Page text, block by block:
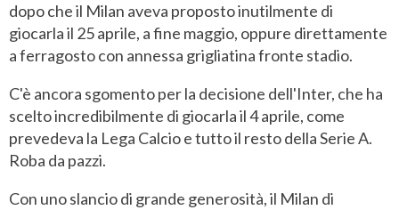
dopo che il Milan aveva proposto inutilmente di
giocarla il 25 aprile, a fine maggio, oppure direttamente
a ferragosto con annessa grigliatina fronte stadio.
C'è ancora sgomento per la decisione dell'Inter, che ha
scelto incredibilmente di giocarla il 4 aprile, come
prevedeva la Lega Calcio e tutto il resto della Serie A.
Roba da pazzi.
Con uno slancio di grande generosità, il Milan di